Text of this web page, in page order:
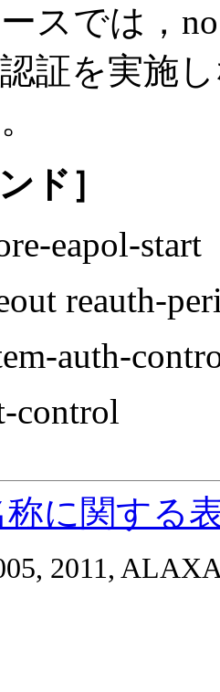
スでは，
認証を実施
ド］
eapol-start
reauth-
auth-
control
に関する
2011,